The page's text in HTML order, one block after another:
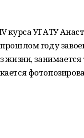
курса УГАТУ
году
жизни,